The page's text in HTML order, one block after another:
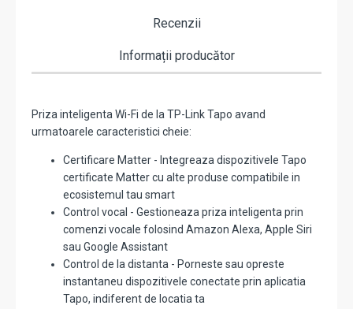
Recenzii
Informații producător
Priza inteligenta Wi-Fi de la TP-Link Tapo avand
urmatoarele caracteristici cheie:
Certificare Matter - Integreaza dispozitivele Tapo
certificate Matter cu alte produse compatibile in
ecosistemul tau smart
Control vocal - Gestioneaza priza inteligenta prin
comenzi vocale folosind Amazon Alexa, Apple Siri
sau Google Assistant
Control de la distanta - Porneste sau opreste
instantaneu dispozitivele conectate prin aplicatia
Tapo, indiferent de locatia ta